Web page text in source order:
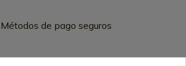
Métodos de pago seguros